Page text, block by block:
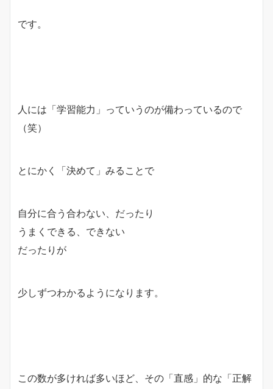
です。
人には「学習能力」っていうのが備わっているので
（笑）
とにかく「決めて」みることで
自分に合う合わない、だったり
うまくできる、できない
だったりが
少しずつわかるようになります。
この数が多ければ多いほど、その「直感」的な「正解